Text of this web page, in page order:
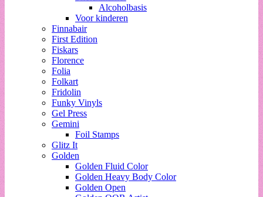
Alcoholbasis
Voor kinderen
Finnabair
First Edition
Fiskars
Florence
Folia
Folkart
Fridolin
Funky Vinyls
Gel Press
Gemini
Foil Stamps
Glitz It
Golden
Golden Fluid Color
Golden Heavy Body Color
Golden Open